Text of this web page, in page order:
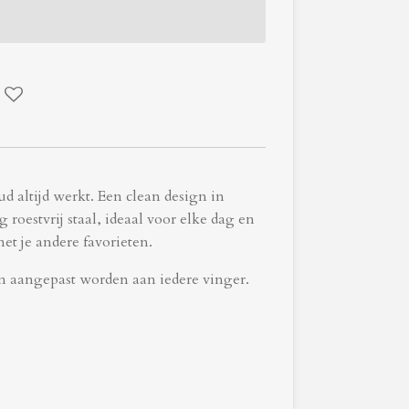
altijd werkt. Een clean design in
staal, ideaal voor elke dag en
je andere favorieten.
worden aan iedere vinger.